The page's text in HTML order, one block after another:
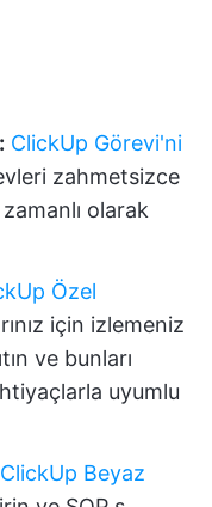
ClickUp Görevi'ni
zahmetsizce
olarak
Özel
için izlemeniz
ve bunları
uyumlu
ClickUp Beyaz